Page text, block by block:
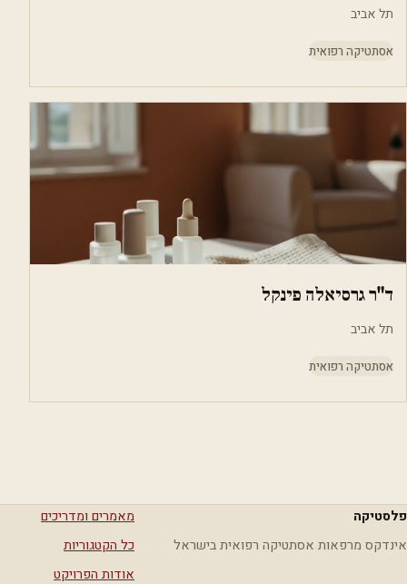
תל אביב
אסתטיקה רפואית
ד"ר גרסיאלה פינקל
תל אביב
אסתטיקה רפואית
פלסטיקה
אינדקס מרפאות אסתטיקה רפואית בישראל
מאמרים ומדריכים
כל הקטגוריות
אודות הפרויקט